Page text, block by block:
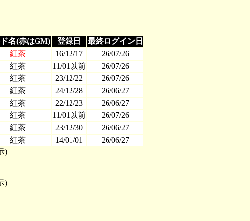
名(赤はGM) 登録日
最終ログイン日
紅茶
16/12/17
26/07/26
紅茶
11/01以前
26/07/26
紅茶
23/12/22
26/07/26
紅茶
24/12/28
26/06/27
紅茶
22/12/23
26/06/27
紅茶
11/01以前
26/07/26
紅茶
23/12/30
26/06/27
紅茶
14/01/01
26/06/27
)
)